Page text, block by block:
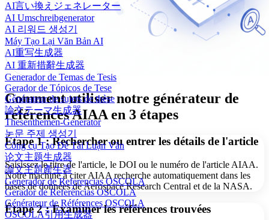
AI言い換えジェネレーター
AI Umschreibgenerator
AI 리워드 생성기
Máy Tạo Lại Văn Bản AI
AI重写生成器
AI 重新措辭生成器
Generador de Temas de Tesis
Gerador de Tópicos de Tese
Générateur de sujets de thèse
論文テーマ生成器
Thesenthemen-Generator
논문 주제 생성기
Công cụ Tạo Đề Tài Luận Văn
论文主题生成器
論文主題產生器
Generador de Referencias OSCOLA
Gerador de Referências OSCOLA
Générateur de Références OSCOLA
OSCOLA引用生成器
Comment utiliser notre générateur de
références AIAA en 3 étapes
Étape 1 : Rechercher ou entrer les détails de l'article
Saisissez le titre de l'article, le DOI ou le numéro de l'article AIAA.
Notre machine à citer AIAA recherche automatiquement dans les
bases de données de Aerospace Research Central et de la NASA.
Étape 2 : Examiner les références trouvées